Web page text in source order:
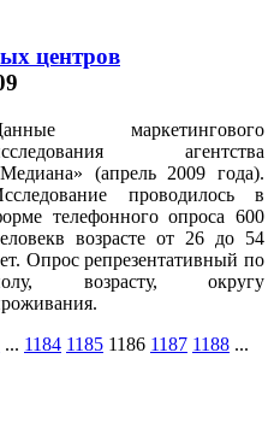
центров
маркетингового
агентства
(апрель 2009 года).
проводилось в
телефонного опроса 600
возрасте от 26 до 54
Опрос репрезентативный по
возрасту, округу
... 1184 1185 1186 1187 1188 ...